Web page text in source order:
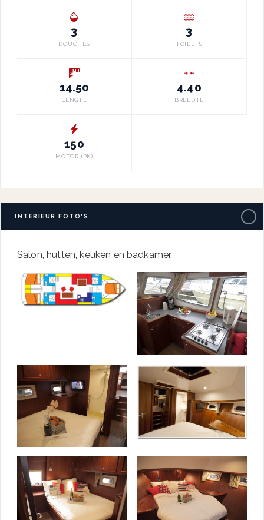
3
DOUCHES
3
TOILETS
14.50
LENGTE
4.40
BREEDTE
150
MOTOR (PK)
INTERIEUR FOTO'S −
Salon, hutten, keuken en badkamer.